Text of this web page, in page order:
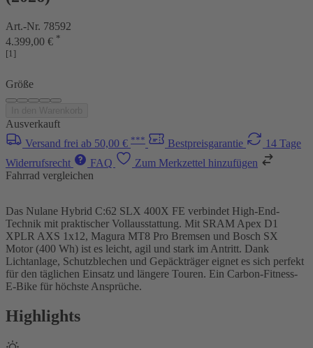
Art.-Nr. 78592
4.399,00 € *
[1]
Größe
Ausverkauft
Versand frei ab 50,00 € *** Bestpreisgarantie
14 Tage
Widerrufsrecht
FAQ
Zum Merkzettel hinzufügen
Fahrrad vergleichen
Das Nulane Hybrid C:62 SLX 400X FE verbindet High-End-
Technik mit praktischer Vollausstattung. Mit SRAM Apex D1
XPLR AXS 1x12, Magura MT8 Pro Bremsen und Bosch SX
Motor (400 Wh) ist es leicht, agil und stark im Antritt. Dank
Lichtanlage, Schutzblechen und Gepäckträger eignet es sich perfekt
für den täglichen Einsatz und längere Touren. Ein Carbon-Fitness-
E-Bike für höchste Ansprüche.
Highlights